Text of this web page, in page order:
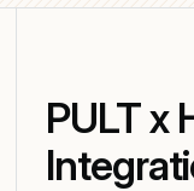
PULT x